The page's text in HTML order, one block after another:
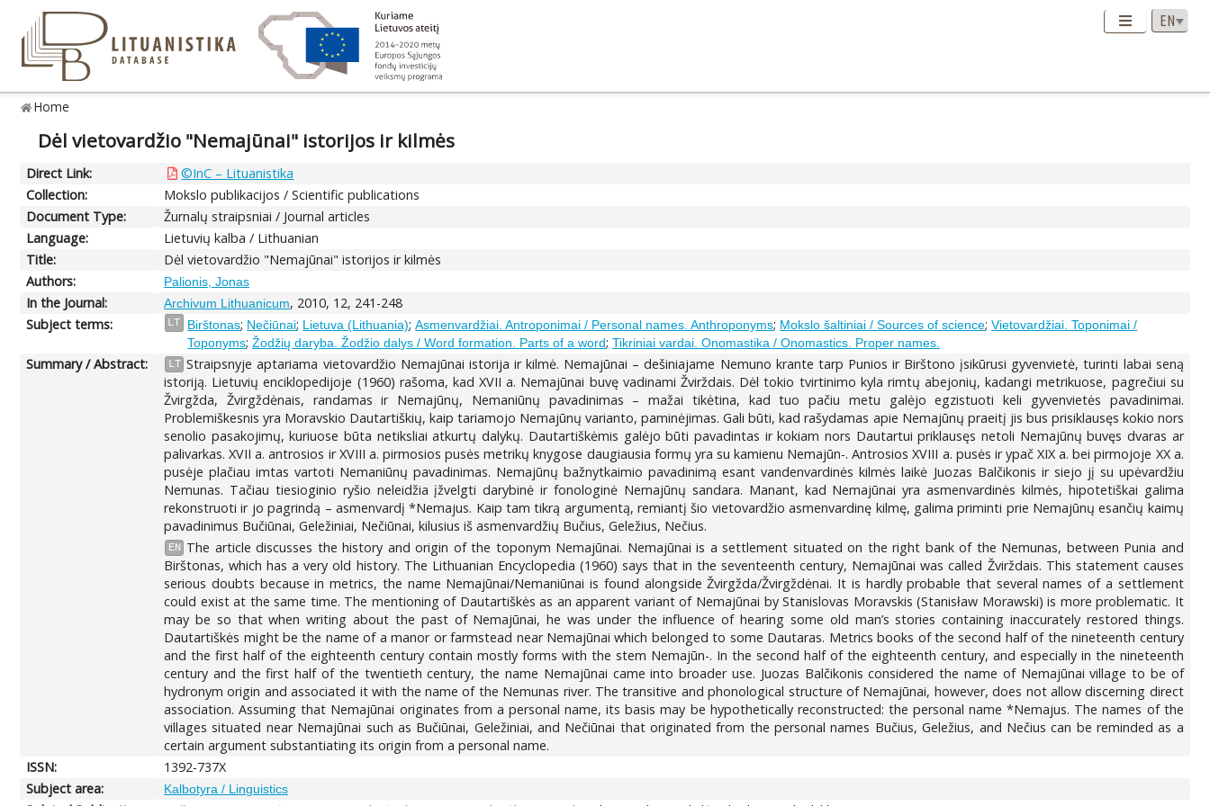
Home
Dėl vietovardžio "Nemajūnai" istorijos ir kilmės
Direct Link:
©InC – Lituanistika
Collection:
Mokslo publikacijos / Scientific publications
Document Type:
Žurnalų straipsniai / Journal articles
Language:
Lietuvių kalba / Lithuanian
Title:
Dėl vietovardžio "Nemajūnai" istorijos ir kilmės
Authors:
Palionis, Jonas
In the Journal: Archivum Lithuanicum, 2010, 12, 241-248
Subject terms:
LT Birštonas; Nečiūnai; Lietuva (Lithuania);Asmenvardžiai. Antroponimai / Personal names. Anthroponyms; Mokslo šaltiniai / Sources of science;Vietovardžiai. Toponimai /
Toponyms;Žodžių daryba. Žodžio dalys / Word formation. Parts of a word;Tikriniai vardai. Onomastika / Onomastics. Proper names.
Summary / Abstract: LT Straipsnyje aptariama vietovardžio Nemajūnai istorija ir kilmė. Nemajūnai – dešiniajame Nemuno krante tarp Punios ir Birštono įsikūrusi gyvenvietė, turinti labai seną
istoriją. Lietuvių enciklopedijoje (1960) rašoma, kad XVII a. Nemajūnai buvę vadinami Žvirždais. Dėl tokio tvirtinimo kyla rimtų abejonių, kadangi metrikuose, pagrečiui su
Žvirgžda, Žvirgždėnais, randamas ir Nemajūnų, Nemaniūnų pavadinimas – mažai tikėtina, kad tuo pačiu metu galėjo egzistuoti keli gyvenvietės pavadinimai.
Problemiškesnis yra Moravskio Dautartiškių, kaip tariamojo Nemajūnų varianto, paminėjimas. Gali būti, kad rašydamas apie Nemajūnų praeitį jis bus prisiklausęs kokio nors
senolio pasakojimų, kuriuose būta netiksliai atkurtų dalykų. Dautartiškėmis galėjo būti pavadintas ir kokiam nors Dautartui priklausęs netoli Nemajūnų buvęs dvaras ar
palivarkas. XVII a. antrosios ir XVIII a. pirmosios pusės metrikų knygose daugiausia formų yra su kamienu Nemajūn-. Antrosios XVIII a. pusės ir ypač XIX a. bei pirmojoje XX a.
pusėje plačiau imtas vartoti Nemaniūnų pavadinimas. Nemajūnų bažnytkaimio pavadinimą esant vandenvardinės kilmės laikė Juozas Balčikonis ir siejo jį su upėvardžiu
Nemunas. Tačiau tiesioginio ryšio neleidžia įžvelgti darybinė ir fonologinė Nemajūnų sandara. Manant, kad Nemajūnai yra asmenvardinės kilmės, hipotetiškai galima
rekonstruoti ir jo pagrindą – asmenvardį *Nemajus. Kaip tam tikrą argumentą, remiantį šio vietovardžio asmenvardinę kilmę, galima priminti prie Nemajūnų esančių kaimų
pavadinimus Bučiūnai, Geležiniai, Nečiūnai, kilusius iš asmenvardžių Bučius, Geležius, Nečius.
EN
The article discusses the history and origin of the toponym Nemajūnai. Nemajūnai is a settlement situated on the right bank of the Nemunas, between Punia and
Birštonas, which has a very old history. The Lithuanian Encyclopedia (1960) says that in the seventeenth century, Nemajūnai was called Žvirždais. This statement causes
serious doubts because in metrics, the name Nemajūnai/Nemaniūnai is found alongside Žvirgžda/Žvirgždėnai. It is hardly probable that several names of a settlement
could exist at the same time. The mentioning of Dautartiškės as an apparent variant of Nemajūnai by Stanislovas Moravskis (Stanisław Morawski) is more problematic. It
may be so that when writing about the past of Nemajūnai, he was under the influence of hearing some old man’s stories containing inaccurately restored things.
Dautartiškės might be the name of a manor or farmstead near Nemajūnai which belonged to some Dautaras. Metrics books of the second half of the nineteenth century
and the first half of the eighteenth century contain mostly forms with the stem Nemajūn-. In the second half of the eighteenth century, and especially in the nineteenth
century and the first half of the twentieth century, the name Nemajūnai came into broader use. Juozas Balčikonis considered the name of Nemajūnai village to be of
hydronym origin and associated it with the name of the Nemunas river. The transitive and phonological structure of Nemajūnai, however, does not allow discerning direct
association. Assuming that Nemajūnai originates from a personal name, its basis may be hypothetically reconstructed: the personal name *Nemajus. The names of the
villages situated near Nemajūnai such as Bučiūnai, Geležiniai, and Nečiūnai that originated from the personal names Bučius, Geležius, and Nečius can be reminded as a
certain argument substantiating its origin from a personal name.
ISSN:
1392-737X
Subject area:
Kalbotyra / Linguistics